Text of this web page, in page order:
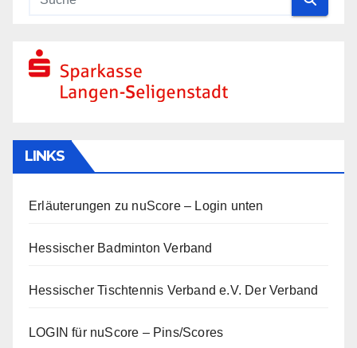
LINKS
Erläuterungen zu nuScore– Login unten
Hessischer Badminton Verband
Hessischer Tischtennis Verband e.V. Der Verband
LOGIN für nuScore – Pins/Scores